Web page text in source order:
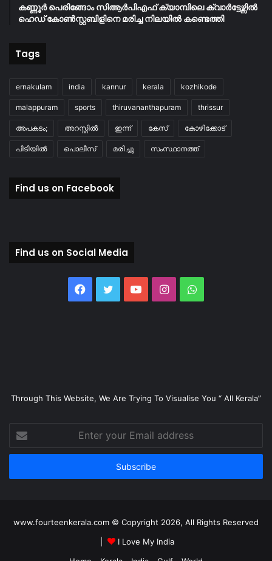
കണ്ണൂർ പെരിങ്ങോം സിആർപിഎഫ് ക്യാമ്പിലെ ക്വാർട്ടേഴ്സിൽ
ഹെഡ് കോൺസ്റ്റബിളിനെ മരിച്ച നിലയിൽ കണ്ടെത്തി
Tags
ernakulam india kannur kerala kozhikode
malappuram sports thiruvananthapuram thrissur
അപകടം; അറസ്റ്റിൽ ഇന്ന് കേസ് കോഴിക്കോട്
പിടിയിൽ പൊലീസ് മരിച്ചു സംസ്ഥാനത്ത്
Find us on Facebook
Find us on Social Media
Facebook
TwitterYouTubeInstagramWhatsApp
Through This Website, We Are Trying To Visualise You “ All Kerala”
your
Email
www.fourteenkerala.com © Copyright 2026, All Rights Reserved
I Love My India